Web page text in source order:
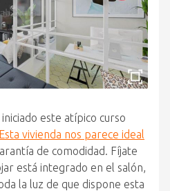
este atípico curso
Esta vivienda nos parece ideal
de comodidad. Fíjate
está integrado en el salón,
la luz de que dispone esta